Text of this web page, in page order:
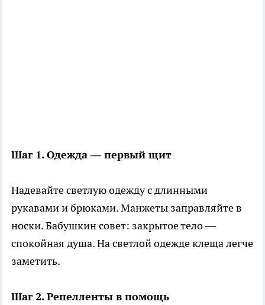
Шаг 1. Одежда — первый щит
Надевайте светлую одежду с длинными
рукавами и брюками. Манжеты заправляйте в
носки. Бабушкин совет: закрытое тело —
спокойная душа. На светлой одежде клеща легче
заметить.
Шаг 2. Репелленты в помощь